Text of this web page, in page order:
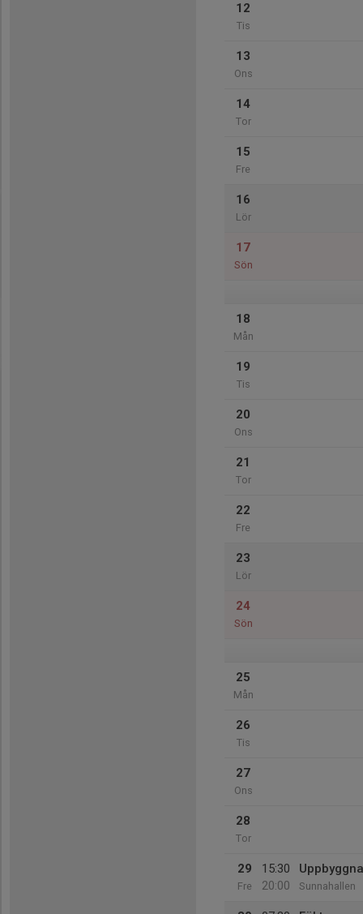
12
Tis
13
Ons
14
Tor
15
Fre
16
Lör
17
Sön
18
Mån
19
Tis
20
Ons
21
Tor
22
Fre
23
Lör
24
Sön
25
Mån
26
Tis
27
Ons
28
Tor
29
Fre
15:30
20:00
Sunnahallen